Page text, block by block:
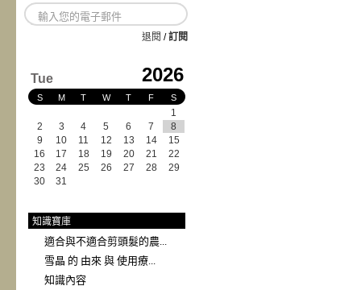
退閱 /訂閱
Tue 2026
S M T W T F S
1
2
3 4 5 6 7
8
9
10 11 12 13 14
15
16
17 18 19 20 21
22
23
24 25 26 27 28
29
30
31
知識寶庫
適合與不適合剪頭髮的農...
雪晶 的 由來 與 使用療...
知識內容